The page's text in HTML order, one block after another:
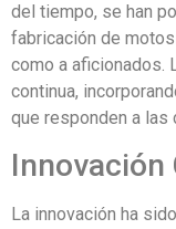
del tiempo, se han
fabricación de
como a aficionados.
continua,
que responden a las
Innovación
La innovación ha